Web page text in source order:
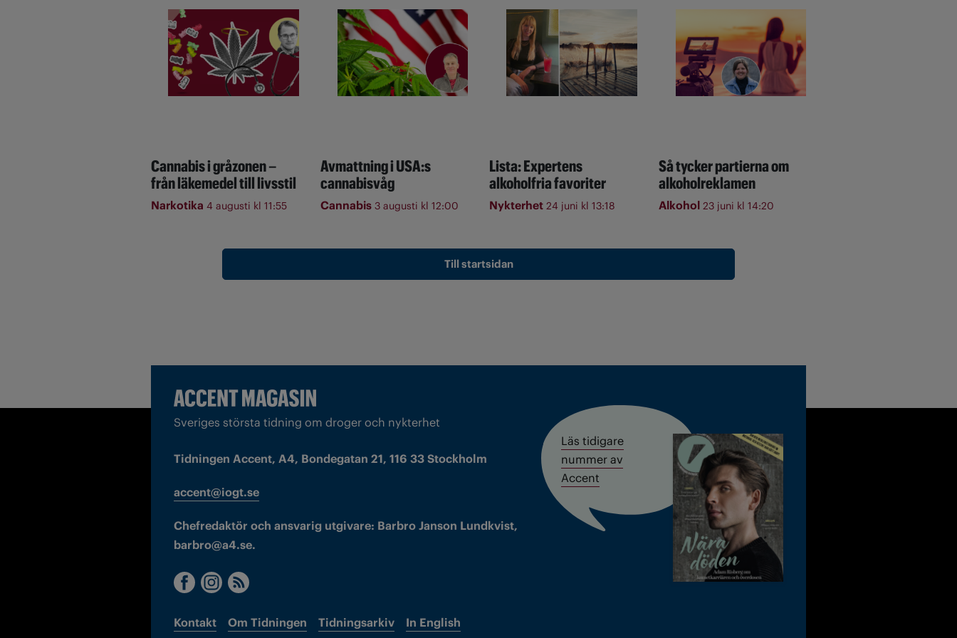
Cannabis i gråzonen –
från läkemedel till livsstil
Narkotika 4 augusti kl 11:55
Avmattning i USA:s
cannabisvåg
Cannabis 3 augusti kl 12:00
Lista: Expertens
alkoholfria favoriter
Nykterhet 24 juni kl 13:18
Så tycker partierna om
alkoholreklamen
Alkohol 23 juni kl 14:20
Till startsidan
Sveriges största tidning om droger och nykterhet
Tidningen Accent, A4, Bondegatan 21, 116 33 Stockholm
accent@iogt.se
Chefredaktör och ansvarig utgivare: Barbro Janson Lundkvist,
barbro@a4.se.
Kontakt Om Tidningen Tidningsarkiv In English
Läs tidigare
nummer av
Accent